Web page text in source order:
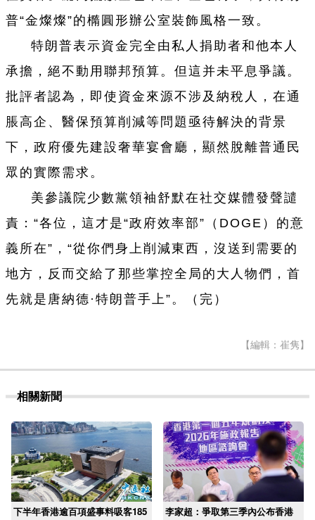
普“金燦燦”的橢圓形辦公室裝飾風格一致。
特朗普表示資金完全由私人捐助者和他本人
承擔，絕不動用聯邦預算。但這并未平息爭議。
批評者認為，即使資金來源不涉及納稅人，在通
脹高企、醫保預算削減等問題亟待解決的背景
下，政府優先建設奢華宴會廳，顯然脫離普通民
眾的實際需求。
美參議院少數黨領袖舒默在社交媒體發聲譴
責：“各位，這才是“政府效率部”（DOGE）的意
義所在”，“從你們身上削減東西，沒送到需要的
地方，反而交給了那些掌控全局的大人物們，首
先就是唐納德·特朗普手上”。（完）
【編輯：崔隽】
相關新聞
下半年香港逾百項盛事料吸客185
李家超：爭取第三季內公布香港